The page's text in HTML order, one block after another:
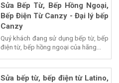
Sửa Bếp Từ, Bếp Hồng Ngoại,
Bếp Điện Từ Canzy - Đại lý bếp
Canzy
Quý khách đang sử dụng bếp từ, bếp
điện từ, bếp hồng ngoại của hãng...
Sửa bếp từ, bếp điện từ Latino,